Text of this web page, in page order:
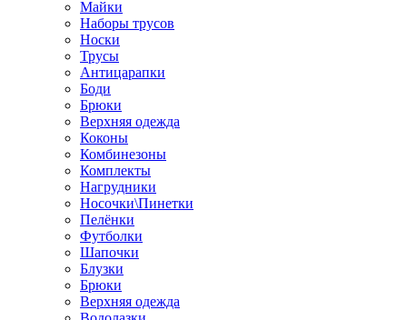
Майки
Наборы трусов
Носки
Трусы
Антицарапки
Боди
Брюки
Верхняя одежда
Коконы
Комбинезоны
Комплекты
Нагрудники
Носочки\Пинетки
Пелёнки
Футболки
Шапочки
Блузки
Брюки
Верхняя одежда